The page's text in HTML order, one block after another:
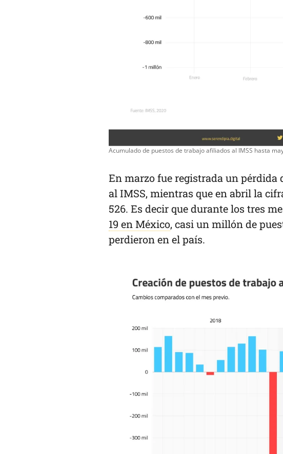
Acumulado de puestos de trabajo afiliados al IMSS hasta
En marzo fue registrada un pérdida
al IMSS, mientras que en abril la
526. Es decir que durante los tres
19 en México, casi un millón de
perdieron en el país.